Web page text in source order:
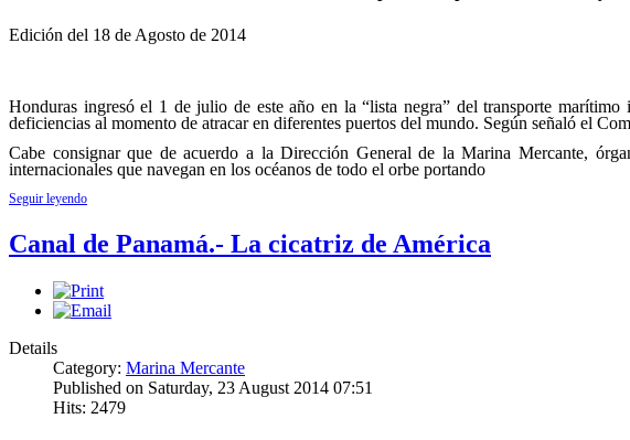
Edición del 18 de Agosto de 2014
Honduras ingresó el 1 de julio de este año en la “lista negra” del transporte
deficiencias al momento de atracar en diferentes puertos del mundo. Según señaló el
Cabe consignar que de acuerdo a la Dirección General de la Marina Mercante,
internacionales que navegan en los océanos de todo el orbe portando
Seguir leyendo
Canal de Panamá.- La cicatriz de América
Details
Category: Marina Mercante
Published on Saturday, 23 August 2014 07:51
Hits: 2479